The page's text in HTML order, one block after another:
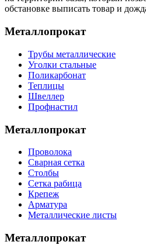
обстановке выписать товар и
Металлопрокат
Трубы металлические
Уголки стальные
Поликарбонат
Теплицы
Швеллер
Профнастил
Металлопрокат
Проволока
Сварная сетка
Столбы
Сетка рабица
Крепеж
Арматура
Металлические листы
Металлопрокат